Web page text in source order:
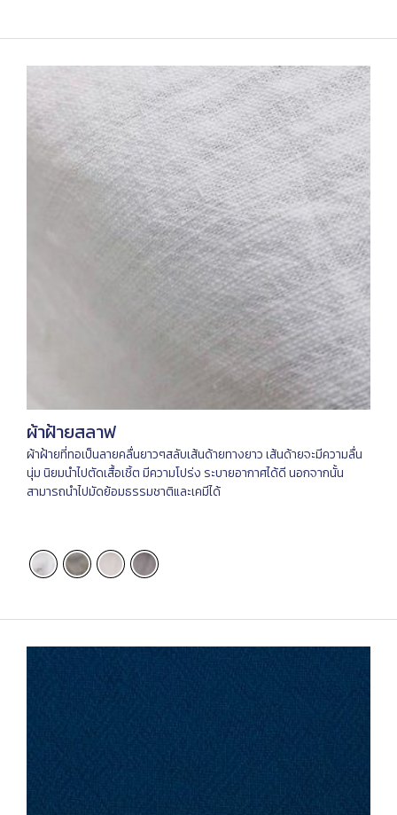
ผ้าฝ้ายสลาฟ
ผ้าฝ้ายที่ทอเป็นลายคลื่นยาวๆสลับเส้นด้ายทางยาว เส้นด้ายจะมีความลื่น
นุ่ม นิยมนำไปตัดเสื้อเชิ้ต มีความโปร่ง ระบายอากาศได้ดี นอกจากนั้น
สามารถนำไปมัดย้อมธรรมชาติและเคมีได้